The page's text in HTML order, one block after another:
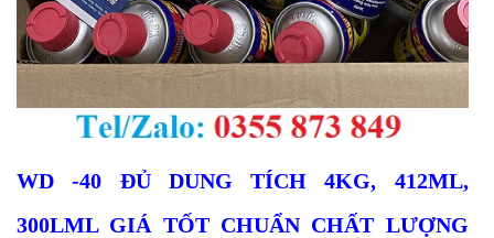
WD -40 ĐỦ DUNG TÍCH 4KG, 412ML,
300LML GIÁ TỐT CHUẨN CHẤT LƯỢNG